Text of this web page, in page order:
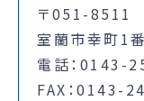
〒051-8511
室蘭市幸町1
電話：0143-
FAX：0143-